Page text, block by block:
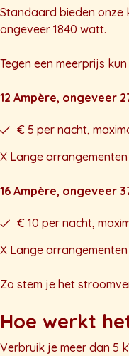
Standaard bieden onze
ongeveer 1840 watt.
Tegen een meerprijs
12 Ampère, ongeveer
€ 5 per nacht,
X Lange
16 Ampère, ongeveer
€ 10 per nacht,
X Lange
Zo stem je het
Hoe werkt
Verbruik je meer dan 5